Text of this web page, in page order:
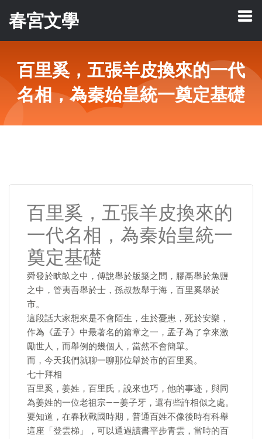
春宮文學
百里奚，五張羊皮換來的一代
名相，為秦始皇統一奠定基礎
百里奚，五張羊皮換來的
一代名相，為秦始皇統一
奠定基礎
舜發於畎畝之中，傅說舉於版築之間，膠鬲舉於魚鹽
之中，管夷吾舉於士，孫叔敖舉于海，百里奚舉於
市。
這段話大家想來是不會陌生，生於憂患，死於安樂，
作為《孟子》中最著名的篇章之一，孟子為了拿來激
勵世人，而舉例的幾個人，當然不會簡單。
而，今天我們就聊一聊那位舉於市的百里奚。
七十拜相
百里奚，姜姓，百里氏，說來也巧，他的事迹，與同
為姜姓的一位老祖宗——姜子牙，還有些許相似之處。
要知道，在春秋戰國時期，普通百姓不像後時有科舉
這座「登雲梯」，可以通過讀書平步青雲，當時的百